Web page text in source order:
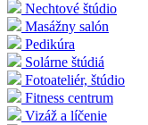
Nechtové štúdio
Masážny salón
Pedikúra
Solárne štúdiá
Fotoateliér, štúdio
Fitness centrum
Vizáž a líčenie